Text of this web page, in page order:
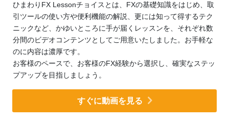
ひまわりFX Lessonチョイスとは、FXの基礎知識をはじめ、取
引ツールの使い方や便利機能の解説、更には知って得するテク
ニックなど、かゆいところに手が届くレッスンを、それぞれ数
分間のビデオコンテンツとしてご用意いたしました。お手軽な
のに内容は濃厚です。
お客様のペースで、お客様のFX経験から選択し、確実なステッ
プアップを目指しましょう。
すぐに動画を見る